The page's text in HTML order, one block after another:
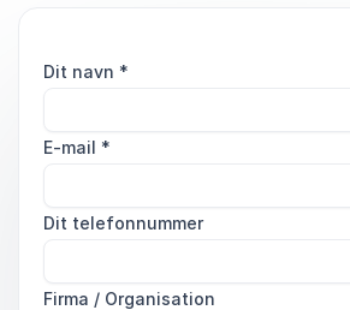
Dit navn *
E-mail *
Dit telefonnummer
Firma / Organisation